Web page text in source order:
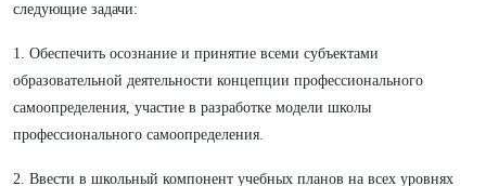
следующие задачи:
1. Обеспечить осознание и принятие всеми субъектами
образовательной деятельности концепции профессионального
самоопределения, участие в разработке модели школы
профессионального самоопределения.
2. Ввести в школьный компонент учебных планов на всех уровнях